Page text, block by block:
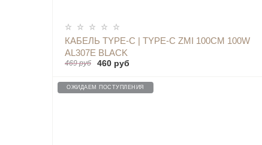
КАБЕЛЬ TYPE-C | TYPE-C ZMI 100СМ 100W
AL307E BLACK
469 руб 460 руб
ОПОВЕСТИТЬ
ОЖИДАЕМ ПОСТУПЛЕНИЯ